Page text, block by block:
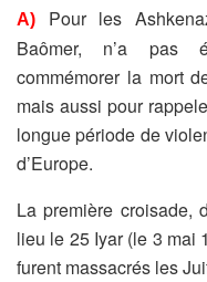
A)
Pour les
Baômer, n’a pas
commémorer la mort
mais aussi pour
longue période de
d’Europe.
La première croisade,
lieu le 25 Iyar (le 3 mai
furent massacrés les